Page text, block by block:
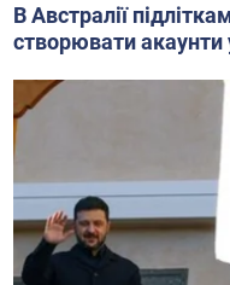
В Австралії
створювати